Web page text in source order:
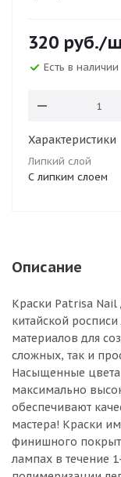
320 руб./
Есть в наличии
Характеристики
Липкий слой
С липким слоем
Описание
Краски Patrisa
китайской
материалов для
сложных, так и
Насыщенные
максимально
обеспечивают
мастера! Краски
финишного
лампах в течение